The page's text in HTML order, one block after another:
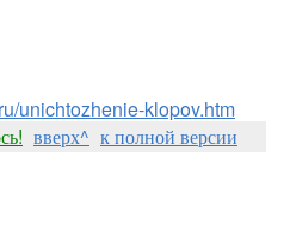
unichtozhenie-klopov.htm
вверх^ к полной версии